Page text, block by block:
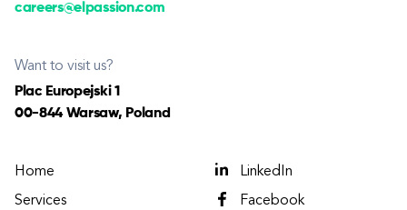
careers@elpassion.com
Want to visit us?
Plac Europejski 1
00-844 Warsaw, Poland
Home
Services
LinkedIn
Facebook